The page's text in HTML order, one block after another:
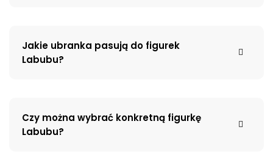
Jakie ubranka pasują do figurek
Labubu?
Czy można wybrać konkretną figurkę
Labubu?